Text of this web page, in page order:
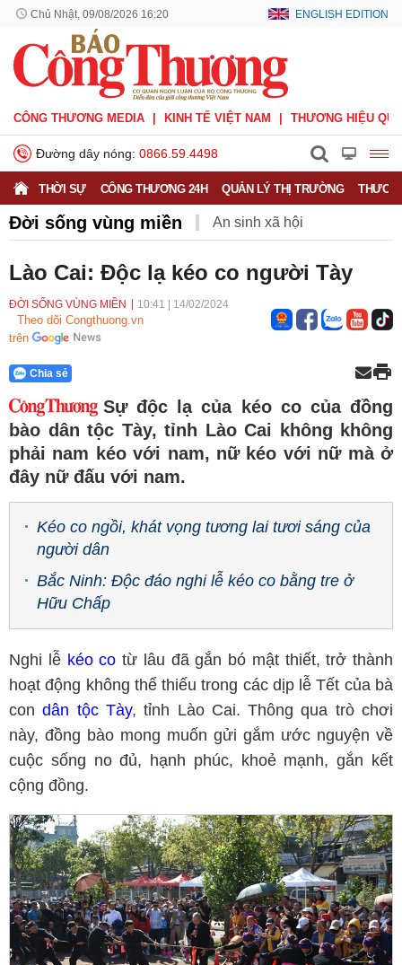
Chủ Nhật, 09/08/2026 16:20 ENGLISH EDITION
CÔNG THƯƠNG MEDIA KINH TẾ VIỆT NAM THƯƠNG HIỆU
Đường dây nóng: 0866.59.4498
THỜI SỰ CÔNG THƯƠNG 24H QUẢN LÝ THỊ TRƯỜNG
Đời sống vùng miền An sinh xã hội
Lào Cai: Độc lạ kéo co người Tày
ĐỜI SỐNG VÙNG MIỀN 10:41 14/02/2024
Theo dõi Congthuong.vn
trên
Chia sẻ
Sự độc lạ của kéo co của đồng
bào dân tộc Tày, tỉnh Lào Cai không không
phải nam kéo với nam, nữ kéo với nữ mà ở
đây nữ đấu với nam.
Kéo co ngồi, khát vọng tương lai tươi sáng của
người dân
Bắc Ninh: Độc đáo nghi lễ kéo co bằng tre ở
Hữu Chấp
Nghi lễ kéo co từ lâu đã gắn bó mật thiết, trở thành
hoạt động không thể thiếu trong các dịp lễ Tết của bà
condân tộc Tày, tỉnh Lào Cai. Thông qua trò chơi
này, đồng bào mong muốn gửi gắm ước nguyện về
cuộc sống no đủ, hạnh phúc, khoẻ mạnh, gắn kết
cộng đồng.